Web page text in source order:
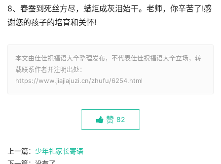
8、春蚕到死丝方尽，蜡炬成灰泪始干。老师，你辛苦了!感
谢您的孩子的培育和关怀!
本文由佳佳祝福语大全整理发布，不代表佳佳祝福语大全立场，转
载联系作者并注明出处：
https://www.jiajiajuzi.cn/zhufu/6254.html
赞 82
上一篇： 少年礼家长寄语